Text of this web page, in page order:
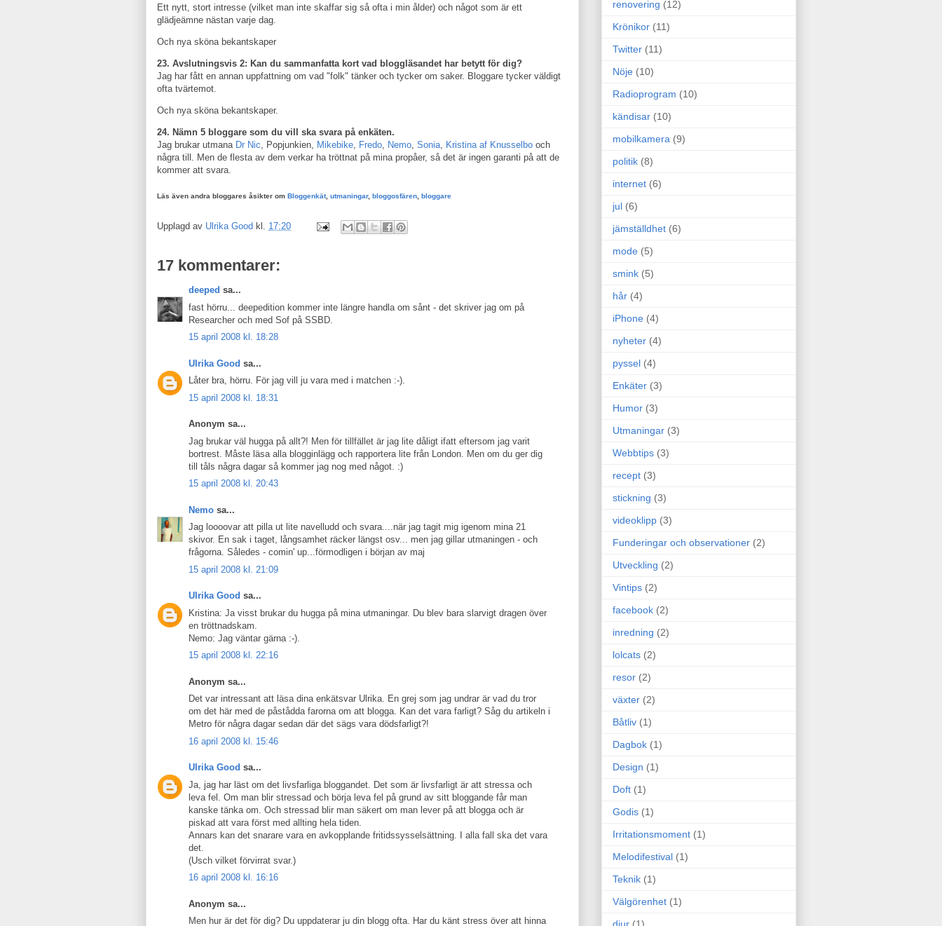
Ett nytt, stort intresse (vilket man inte skaffar sig så ofta i min ålder) och något som är ett
glädjeämne nästan varje dag.
Och nya sköna bekantskaper
23. Avslutningsvis 2: Kan du sammanfatta kort vad bloggläsandet har betytt för dig?
Jag har fått en annan uppfattning om vad "folk" tänker och tycker om saker. Bloggare tycker väldigt
ofta tvärtemot.
Och nya sköna bekantskaper.
24. Nämn 5 bloggare som du vill ska svara på enkäten.
Jag brukar utmana Dr Nic, Popjunkien, Mikebike, Fredo, Nemo, Sonia, Kristina af Knusselbo och
några till. Men de flesta av dem verkar ha tröttnat på mina propåer, så det är ingen garanti på att de
kommer att svara.
Läs även andra bloggares åsikter om Bloggenkät, utmaningar, bloggosfären bloggare
Upplagd av Ulrika Good kl. 17:20
17 kommentarer:
deeped sa...
fast hörru... deepedition kommer inte längre handla om sånt - det skriver jag om på
Researcher och med Sof på SSBD.
15 april 2008 kl. 18:28
Ulrika Good sa...
Låter bra, hörru. För jag vill ju vara med i matchen :-).
15 april 2008 kl. 18:31
Anonym sa...
Jag brukar väl hugga på allt?! Men för tillfället är jag lite dåligt ifatt eftersom jag varit
bortrest. Måste läsa alla blogginlägg och rapportera lite från London. Men om du ger dig
till tåls några dagar så kommer jag nog med något. :)
15 april 2008 kl. 20:43
Nemo sa...
Jag loooovar att pilla ut lite navelludd och svara....när jag tagit mig igenom mina 21
skivor. En sak i taget, långsamhet räcker längst osv... men jag gillar utmaningen - och
frågorna. Således - comin' up...förmodligen i början av maj
15 april 2008 kl. 21:09
Ulrika Good sa...
Kristina: Ja visst brukar du hugga på mina utmaningar. Du blev bara slarvigt dragen över
en tröttnadskam.
Nemo: Jag väntar gärna :-).
15 april 2008 kl. 22:16
Anonym sa...
Det var intressant att läsa dina enkätsvar Ulrika. En grej som jag undrar är vad du tror
om det här med de påstådda farorna om att blogga. Kan det vara farligt? Såg du artikeln i
Metro för några dagar sedan där det sägs vara dödsfarligt?!
16 april 2008 kl. 15:46
Ulrika Good sa...
Ja, jag har läst om det livsfarliga bloggandet. Det som är livsfarligt är att stressa och
leva fel. Om man blir stressad och börja leva fel på grund av sitt bloggande får man
kanske tänka om. Och stressad blir man säkert om man lever på att blogga och är
piskad att vara först med allting hela tiden.
Annars kan det snarare vara en avkopplande fritidssysselsättning. I alla fall ska det vara
det.
(Usch vilket förvirrat svar.)
16 april 2008 kl. 16:16
Anonym sa...
Men hur är det för dig? Du uppdaterar ju din blogg ofta. Har du känt stress över att hinna
renovering (12)
Krönikor (11)
Twitter (11)
Nöje (10)
Radioprogram (10)
kändisar (10)
mobilkamera (9)
politik (8)
internet (6)
jul (6)
jämställdhet (6)
mode (5)
smink (5)
hår (4)
iPhone (4)
nyheter (4)
pyssel (4)
Enkäter (3)
Humor (3)
Utmaningar (3)
Webbtips (3)
recept (3)
stickning (3)
videoklipp (3)
Funderingar och observationer (2)
Utveckling (2)
Vintips (2)
facebook (2)
inredning (2)
lolcats (2)
resor (2)
växter (2)
Båtliv (1)
Dagbok (1)
Design (1)
Doft (1)
Godis (1)
Irritationsmoment (1)
Melodifestival (1)
Teknik (1)
Välgörenhet (1)